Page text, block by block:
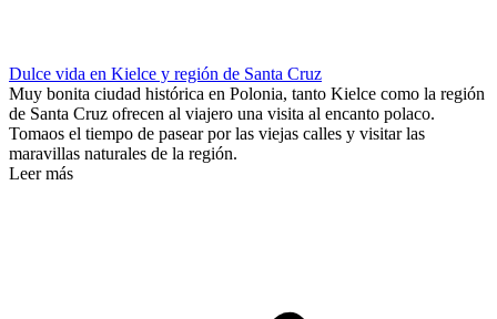
Dulce vida en Kielce y región de Santa Cruz
Muy bonita ciudad histórica en Polonia, tanto Kielce como la región
de Santa Cruz ofrecen al viajero una visita al encanto polaco.
Tomaos el tiempo de pasear por las viejas calles y visitar las
maravillas naturales de la región.
Leer más